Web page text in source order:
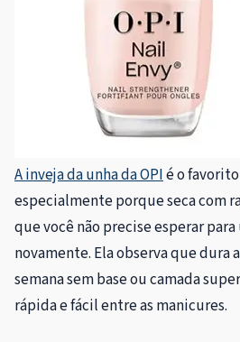
A inveja da unha da OPIé o
especialmente porque seca com
que você não precise esperar para
novamente. Ela observa que dura
semana sem base ou camada
rápida e fácil entre as manicures.